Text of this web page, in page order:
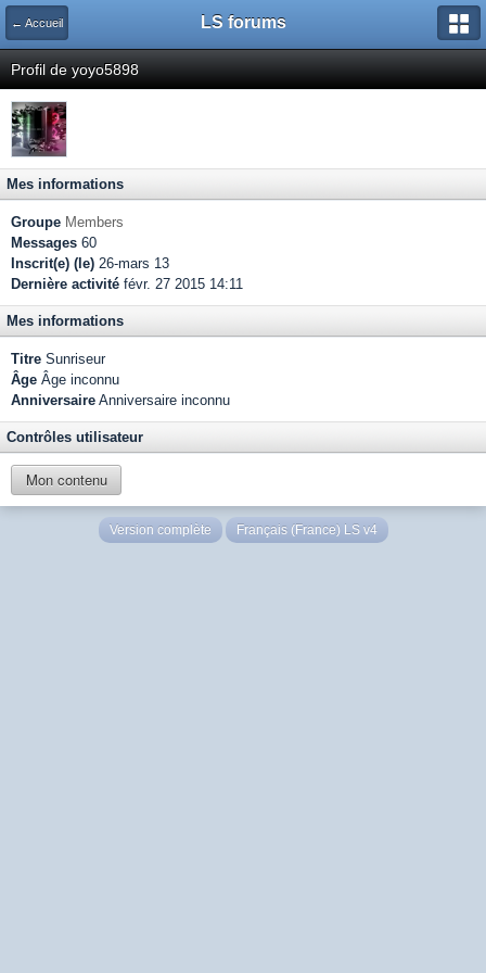
← Accueil LS forums
Profil de yoyo5898
Mes informations
Groupe Members
Messages 60
Inscrit(e) (le) 26-mars 13
Dernière activité févr. 27 2015 14:11
Mes informations
Titre Sunriseur
Âge Âge inconnu
Anniversaire Anniversaire inconnu
Contrôles utilisateur
Mon contenu
Version complète Français (France) LS v4